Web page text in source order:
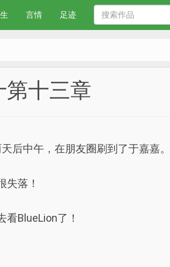
言情 足迹
第十三章
后中午，在朋友圈刷到了于嘉嘉。
失落！
BlueLion了！